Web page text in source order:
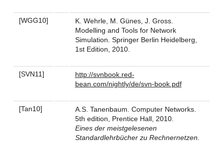
[WGG10]
K. Wehrle, M. Günes, J. Gross.
Modelling and Tools for Network
Simulation. Springer Berlin Heidelberg,
1st Edition, 2010.
[SVN11]
http://svnbook.red-
bean.com/nightly/de/svn-book.pdf
[Tan10]
A.S. Tanenbaum. Computer Networks.
5th edition, Prentice Hall, 2010.
Eines der meistgelesenen
Standardlehrbücher zu Rechnernetzen.